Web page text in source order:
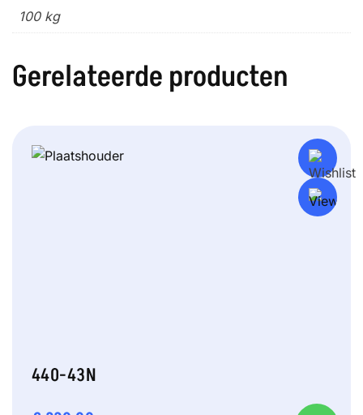
100 kg
Gerelateerde producten
440-43N